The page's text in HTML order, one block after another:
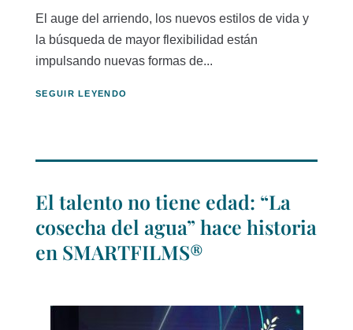
El auge del arriendo, los nuevos estilos de vida y
la búsqueda de mayor flexibilidad están
impulsando nuevas formas de...
SEGUIR LEYENDO
El talento no tiene edad: “La
cosecha del agua” hace historia
en SMARTFILMS®